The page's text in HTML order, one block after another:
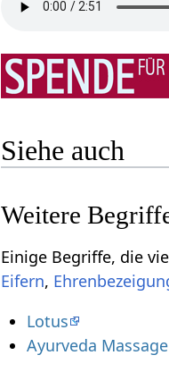
Siehe auch
,
Lotus
Ayurveda Massage